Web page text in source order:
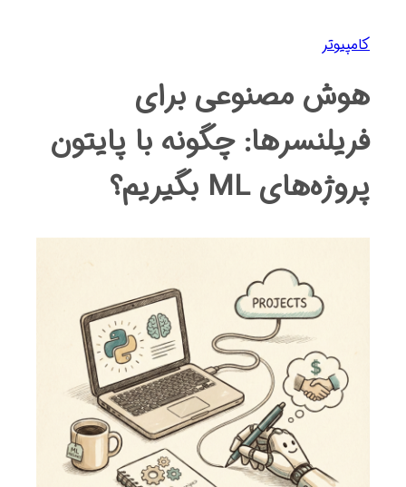
کامپیوتر
هوش مصنوعی برای
فریلنسرها: چگونه با پایتون
پروژه‌های ML بگیریم؟